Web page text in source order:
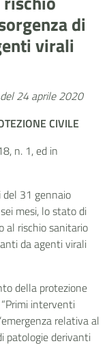
di
virali
24 aprile 2020
CIVILE
n. 1, ed in
del 31 gennaio
mesi, lo stato di
al rischio sanitario
da agenti virali
della protezione
interventi
relativa al
patologie derivanti